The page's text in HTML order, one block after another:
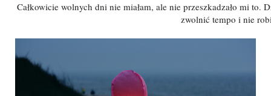
Całkowicie wolnych dni nie miałam, ale nie przeszkadzało mi to.
zwolnić tempo i nie